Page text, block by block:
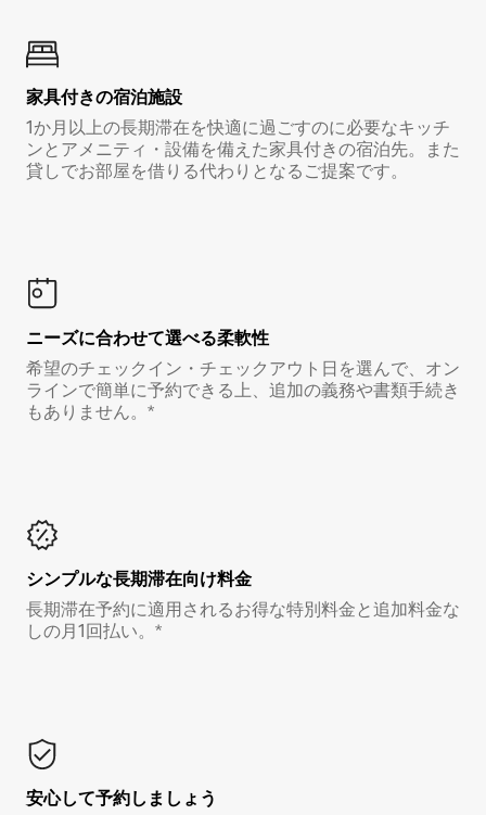
家具付き⁠の宿⁠泊⁠施⁠設
1か月以上の長期滞在を快適に過ごすのに必要なキッチ
ンとアメニティ・設備を備えた家具付きの宿泊先。また
貸しでお部屋を借りる代わりとなるご提案です。
ニーズに合わせて選べる柔軟性
希望のチェックイン・チェックアウト日を選んで、オン
ラインで簡単に予約できる上、追加の義務や書類手続き
もありません。*
シンプルな長期滞在向け料金
長期滞在予約に適用されるお得な特別料金と追加料金な
しの月1回払い。*
安心して予約しましょう